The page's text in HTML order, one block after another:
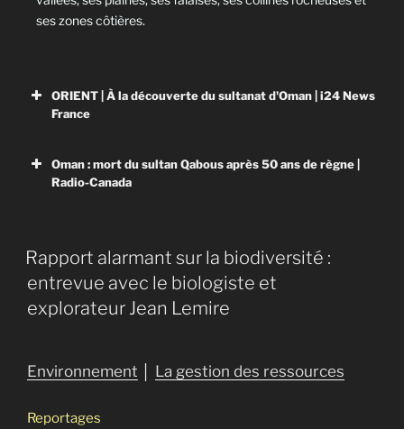
ses zones côtières.
ORIENT | À la découverte du sultanat d'Oman | i24 News
France
Oman : mort du sultan Qabous après 50 ans de règne |
Radio-Canada
Rapport alarmant sur la biodiversité :
entrevue avec le biologiste et
explorateur Jean Lemire
Environnement La gestion des ressources
Reportages